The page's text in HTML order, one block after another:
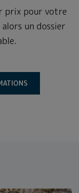
prix pour votre
un dossier